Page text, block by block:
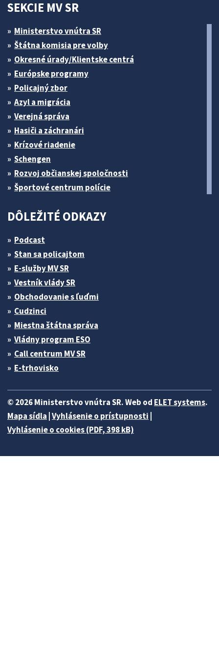
SEKCIE MV SR
Ministerstvo vnútra SR
Štátna komisia pre volby
Okresné úrady/Klientske centrá
Európske programy
Policajný zbor
Azyl a migrácia
Verejná správa
Hasiči a záchranári
Krízové riadenie
Schengen
Rozvoj občianskej spoločnosti
Športové centrum polície
DÔLEŽITÉ ODKAZY
Podcast
Stan sa policajtom
E-služby MV SR
Vestník vlády SR
Obchodovanie s ľuďmi
Cudzinci
Miestna štátna správa
Vládny program ESO
Call centrum MV SR
E-trhovisko
© 2026 Ministerstvo vnútra SR. Web od ELET systems.
Mapa sídla Vyhlásenie o prístupnosti
Vyhlásenie o cookies (PDF, 398 kB)